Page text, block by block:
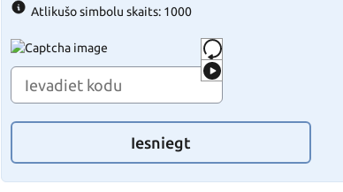
Atlikušo simbolu skaits: 1000
Iesniegt